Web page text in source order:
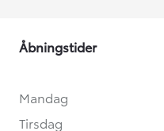
Åbningstider
Mandag
Tirsdag